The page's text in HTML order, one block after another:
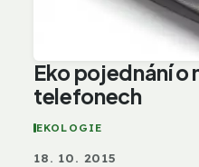
Eko pojednání o
telefonech
EKOLOGIE
18. 10. 2015